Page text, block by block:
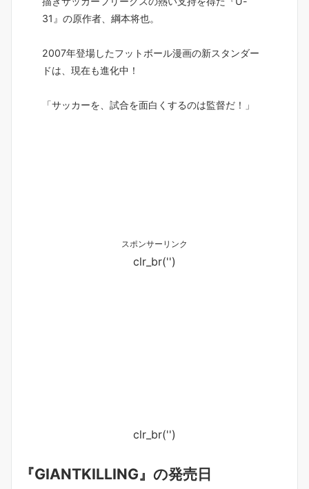
31』の原作者、綱本将也。
2007年登場したフットボール漫画の新スタンダー
ドは、現在も進化中！
「サッカーを、試合を面白くするのは監督だ！」
スポンサーリンク
clr_br('')
clr_br('')
『GIANTKILLING』の発売日